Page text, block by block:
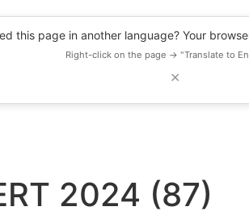
this page in another language? Your
Right-click on the page → "Translate to
✕
RECURSOS
2024 (87)